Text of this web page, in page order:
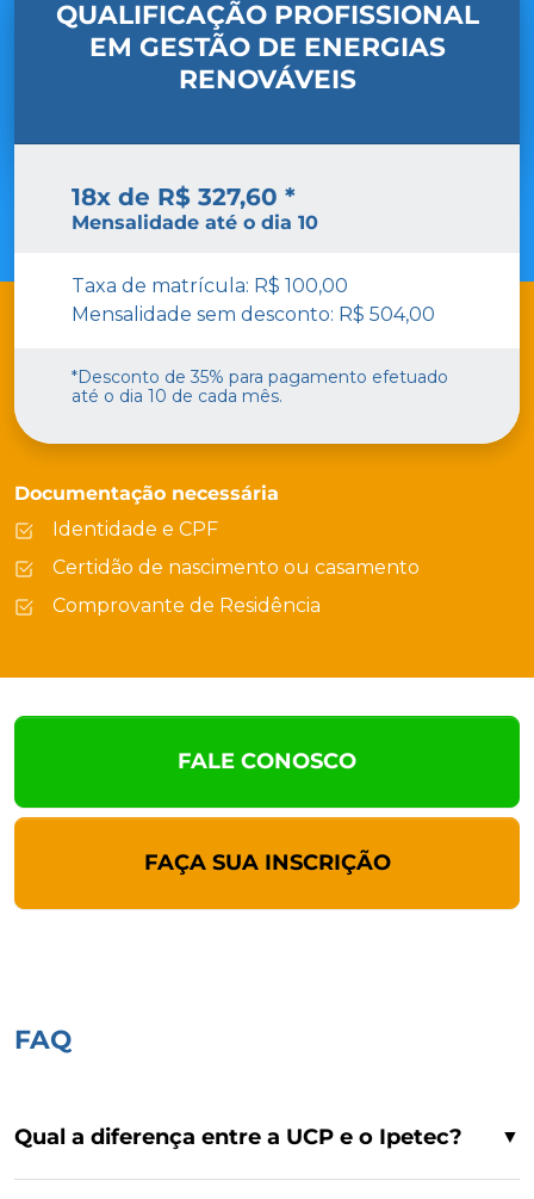
Documentação necessária
Identidade e CPF
Certidão de nascimento ou casamento
Comprovante de Residência
QUALIFICAÇÃO PROFISSIONAL
EM GESTÃO DE ENERGIAS
RENOVÁVEIS
18x de R$ 327,60 *
Mensalidade até o dia 10
Taxa de matrícula: R$ 100,00
Mensalidade sem desconto: R$ 504,00
*Desconto de 35% para pagamento efetuado
até o dia 10 de cada mês.
FALE CONOSCO
FAÇA SUA INSCRIÇÃO
FAQ
Qual a diferença entre a UCP e o Ipetec? ▼